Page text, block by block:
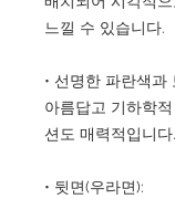
느낄 수 있습니다.
• 선명한 파란색과
아름답고 기하학
션도 매력적입니다.
• 뒷면(우라면):